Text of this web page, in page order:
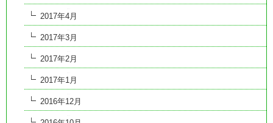
2017年4月
2017年3月
2017年2月
2017年1月
2016年12月